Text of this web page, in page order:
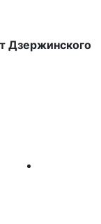
Дзержинского